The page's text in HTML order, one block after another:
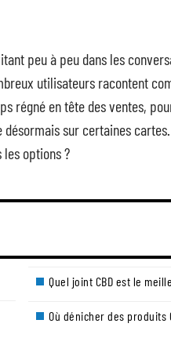
peu à peu dans les
utilisateurs racontent
régné en tête des ventes,
sur certaines
options ?
Quel joint CBD est le
Où dénicher des produits